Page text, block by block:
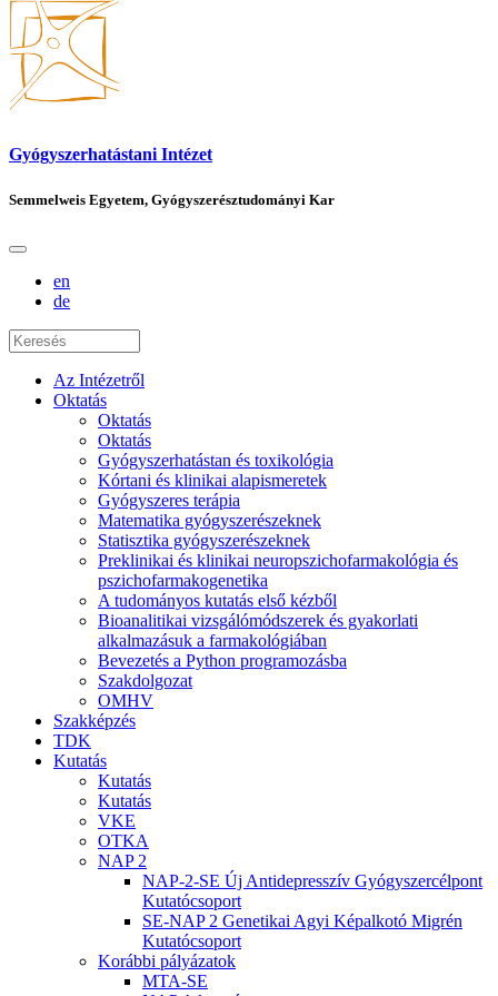
Gyógyszerhatástani Intézet
Semmelweis Egyetem, Gyógyszerésztudományi Kar
en
de
Az Intézetről
Oktatás
Oktatás
Oktatás
Gyógyszerhatástan és toxikológia
Kórtani és klinikai alapismeretek
Gyógyszeres terápia
Matematika gyógyszerészeknek
Statisztika gyógyszerészeknek
Preklinikai és klinikai neuropszichofarmakológia és
pszichofarmakogenetika
A tudományos kutatás első kézből
Bioanalitikai vizsgálómódszerek és gyakorlati
alkalmazásuk a farmakológiában
Bevezetés a Python programozásba
Szakdolgozat
OMHV
Szakképzés
TDK
Kutatás
Kutatás
Kutatás
VKE
OTKA
NAP 2
NAP-2-SE Új Antidepresszív Gyógyszercélpont
Kutatócsoport
SE-NAP 2 Genetikai Agyi Képalkotó Migrén
Kutatócsoport
Korábbi pályázatok
MTA-SE